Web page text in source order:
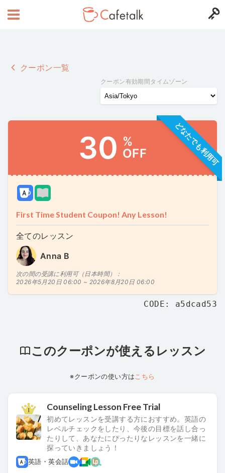
クーポン一覧
クーポン有効期間タイムゾーン
どなたでも利用可
30 %
OFF
First Time Student Coupon! Any Lesson!
全てのレッスン
Anna B
次の間の受講に利用可（日本時間）：
2026年5月20日 06:00 ~ 2026年8月20日 06:00
CODE: a5dcad53
このクーポンが使えるレッスン
※クーポンの使い方はこちら
Counseling Lesson Free Trial
初めてレッスンを受講する方におすすめ。英語の
レベルチェックをしたり、今後の目標を話し合っ
たりして、あなたにぴったりなレッスンを一緒に
探っていきましょう！
英語・英会話